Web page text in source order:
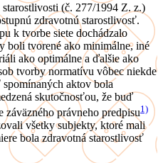
(č. 277/1994 Z. z.)
zdravotnú starostlivosť.
k tvorbe siete dochádzalo
boli tvorené ako minimálne, iné
ako optimálne a ďalšie ako
tvorby normatívu vôbec niekde
aktov bola
skutočnosťou, že buď
záväzného právneho predpisu1)
všetky subjekty, ktoré mali
bola zdravotná starostlivosť